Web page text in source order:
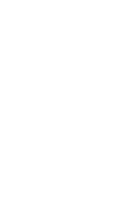
運動會